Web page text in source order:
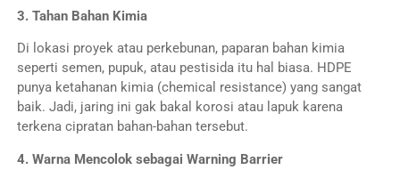
3. Tahan Bahan Kimia
Di lokasi proyek atau perkebunan, paparan bahan kimia
seperti semen, pupuk, atau pestisida itu hal biasa. HDPE
punya ketahanan kimia (chemical resistance) yang sangat
baik. Jadi, jaring ini gak bakal korosi atau lapuk karena
terkena cipratan bahan-bahan tersebut.
4. Warna Mencolok sebagai Warning Barrier